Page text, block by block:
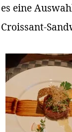
es eine
Croissant-